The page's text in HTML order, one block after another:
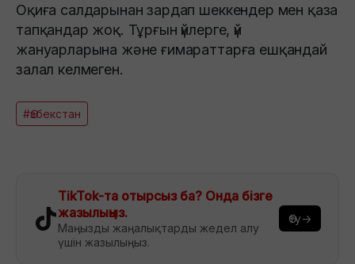
Оқиға салдарынан зардап шеккендер мен қаза
тапқандар жоқ. Тұрғын үйлерге, үй
жануарларына және ғимараттарға ешқандай
залал келмеген.
#Өзбекстан
TikTok-та отырсыз ба? Онда бізге
жазылыңыз.
Маңызды жаңалықтарды жедел алу
үшін жазылыңыз.
Өту→